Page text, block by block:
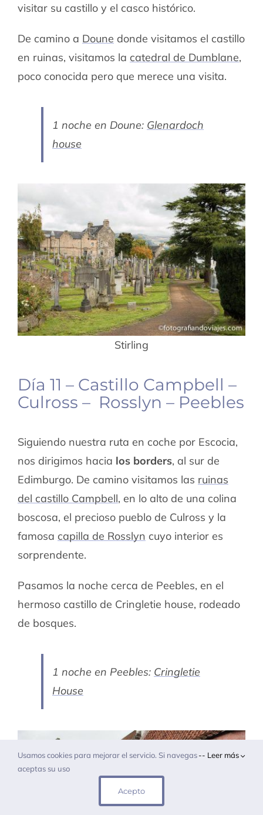
visitar su castillo y el casco histórico.
De camino a Doune donde visitamos el castillo
en ruinas, visitamos la catedral de Dumblane,
poco conocida pero que merece una visita.
1 noche en Doune: Glenardoch
house
Stirling
Día 11 – Castillo Campbell –
Culross – Rosslyn – Peebles
Siguiendo nuestra ruta en coche por Escocia,
nos dirigimos hacia los borders, al sur de
Edimburgo. De camino visitamos las ruinas
del castillo Campbell, en lo alto de una colina
boscosa, el precioso pueblo de Culross y la
famosa capilla de Rosslyn cuyo interior es
sorprendente.
Pasamos la noche cerca de Peebles, en el
hermoso castillo de Cringletie house, rodeado
de bosques.
1 noche en Peebles: Cringletie
House
Usamos cookies para mejorar el servicio. Si navegas
aceptas su uso
-- Leer más
Acepto